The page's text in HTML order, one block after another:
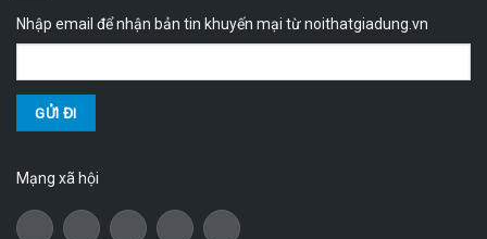
Nhập email để nhận bản tin khuyến mại từ noithatgiadung.vn
Mạng xã hội